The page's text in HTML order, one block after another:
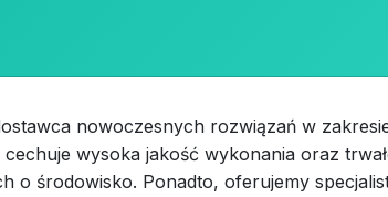
nowoczesnych rozwiązań w
wysoka jakość wykonania oraz
o środowisko. Ponadto, oferujemy